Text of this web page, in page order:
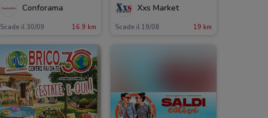
Conforama
Scade il 30/09 16.9 km
Xxs Market
Scade il 19/08 19 km